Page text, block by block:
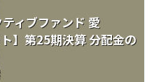
購入・換金手数料なしシ
ィブファンド 愛
】第25期決算 分配金の